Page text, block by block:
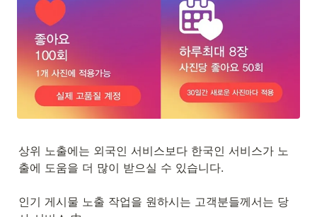
상위 노출에는 외국인 서비스보다 한국인 서비스가 노
출에 도움을 더 많이 받으실 수 있습니다.
인기 게시물 노출 작업을 원하시는 고객분들께서는 당